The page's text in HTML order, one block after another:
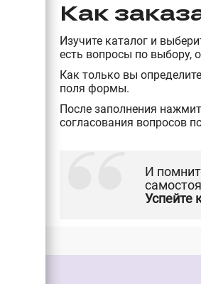
Как
Изучите каталог и
есть вопросы по выбору,
Как только вы
поля формы.
После заполнения
согласования вопросов
И
Успейте